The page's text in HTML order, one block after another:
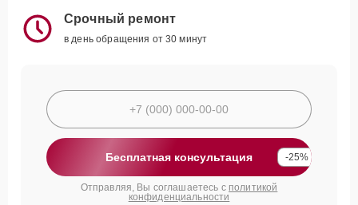
Срочный ремонт
в день обращения от 30 минут
Бесплатная консультация -25%
Отправляя, Вы соглашаетесь с политикой
конфиденциальности